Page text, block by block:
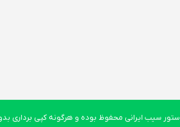
سیب ایرانی محفوظ بوده و هرگونه کپی برداری